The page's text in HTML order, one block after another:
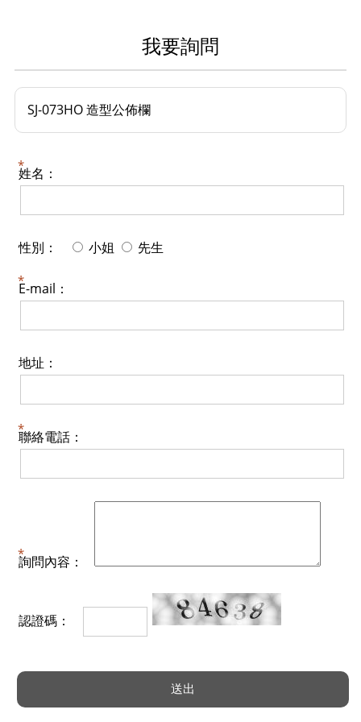
我要詢問
SJ-073HO 造型公佈欄
姓名：
性別： 小姐 先生
E-mail：
地址：
聯絡電話：
詢問內容：
認證碼：